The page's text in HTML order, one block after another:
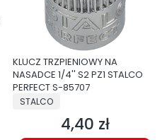
KLUCZ TRZPIENIOWY NA
NASADCE 1/4'' S2 PZ1 STALCO
PERFECT S-85707
PRODUCENT
STALCO
Cena
4,40 zł